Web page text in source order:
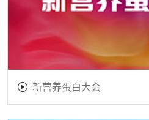
新营养蛋白大会